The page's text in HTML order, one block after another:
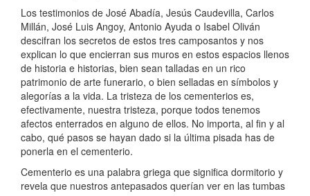
Los testimonios de José Abadía, Jesús Caudevilla, Carlos
Millán, José Luis Angoy, Antonio Ayuda o Isabel Oliván
descifran los secretos de estos tres camposantos y nos
explican lo que encierran sus muros en estos espacios llenos
de historia e historias, bien sean talladas en un rico
patrimonio de arte funerario, o bien selladas en símbolos y
alegorías a la vida. La tristeza de los cementerios es,
efectivamente, nuestra tristeza, porque todos tenemos
afectos enterrados en alguno de ellos. No importa, al fin y al
cabo, qué pasos se hayan dado si la última pisada has de
ponerla en el cementerio.
Cementerio es una palabra griega que significa dormitorio y
revela que nuestros antepasados querían ver en las tumbas